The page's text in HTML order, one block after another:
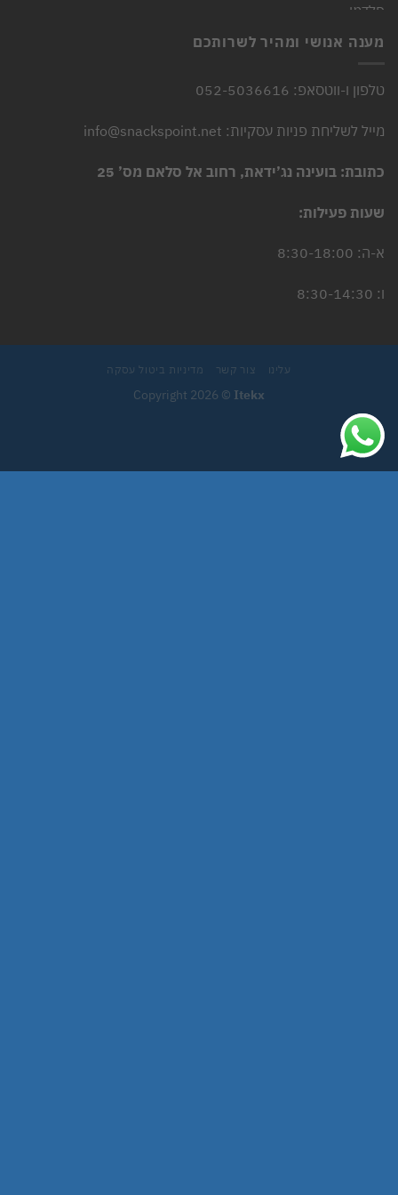
6.00 ₪.
4.90 ₪.
מענה אנושי ומהיר לשרותכם
טלפון ו-ווטסאפ: 052-5036616
מייל לשליחת פניות עסקיות: info@snackspoint.net
כתובת: בועינה נג’ידאת, רחוב אל סלאם מס’ 25
שעות פעילות:
א-ה: 8:30-18:00
ו: 8:30-14:30
עלינו צור קשר מדיניות ביטול עסקה
Copyright 2026 © Itekx